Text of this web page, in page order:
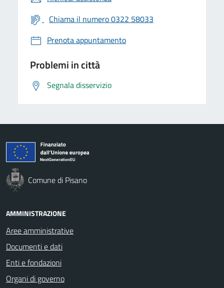
Chiama il numero 0322 58033
Prenota appuntamento
Problemi in città
Segnala disservizio
Comune di Pisano
AMMINISTRAZIONE
Aree amministrative
Documenti e dati
Enti e fondazioni
Organi di governo